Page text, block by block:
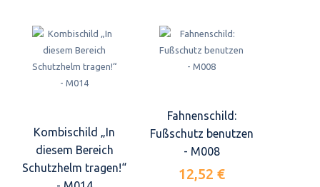
Kombischild „In
diesem Bereich
Schutzhelm tragen!“
Fahnenschild:
Fußschutz benutzen
- M008
12,52 €